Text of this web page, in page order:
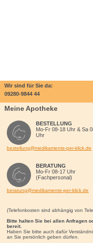
Wir sind für Sie da:
09280-9844 44
Meine Apotheke
BESTELLUNG
Mo-Fr 08-18 Uhr & Sa
Uhr
bestellung@medikamente-per-klick.de
BERATUNG
Mo-Fr 08-17 Uhr
(Fachpersonal)
beratung@medikamente-per-klick.de
(Telefonkosten sind abhängig von
Bitte halten Sie bei allen Anfragen
bereit.
Haben Sie bitte auch dafür
an Sie persönlich geben dürfen.